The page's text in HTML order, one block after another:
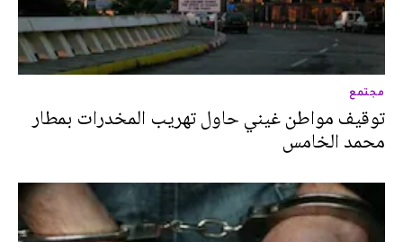
مجتمع
توقيف مواطن غيني حاول تهريب المخدرات بمطار
محمد الخامس